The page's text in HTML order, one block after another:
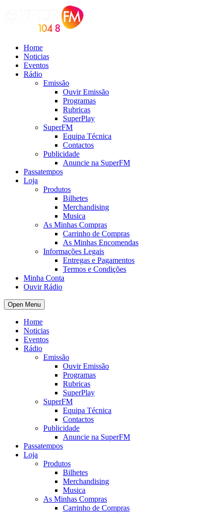
Home
Noticias
Eventos
Rádio
Emissão
Ouvir Emissão
Programas
Rubricas
SuperPlay
SuperFM
Equipa Técnica
Contactos
Publicidade
Anuncie na SuperFM
Passatempos
Loja
Produtos
Bilhetes
Merchandising
Musica
As Minhas Compras
Carrinho de Compras
As Minhas Encomendas
Informações Legais
Entregas e Pagamentos
Termos e Condições
Minha Conta
Ouvir Rádio
Open Menu
Home
Noticias
Eventos
Rádio
Emissão
Ouvir Emissão
Programas
Rubricas
SuperPlay
SuperFM
Equipa Técnica
Contactos
Publicidade
Anuncie na SuperFM
Passatempos
Loja
Produtos
Bilhetes
Merchandising
Musica
As Minhas Compras
Carrinho de Compras